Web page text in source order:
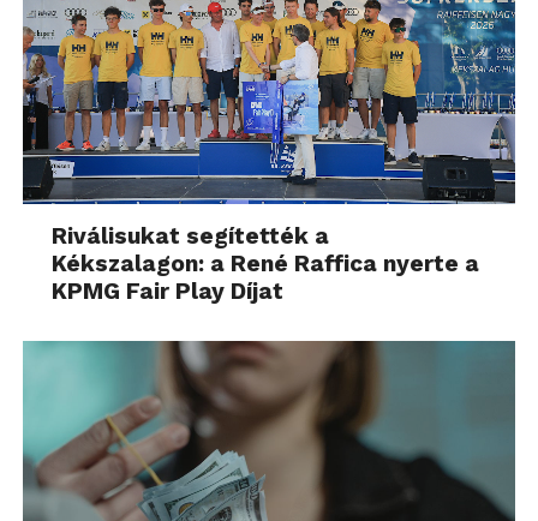
Riválisukat segítették a
Kékszalagon: a René Raffica nyerte a
KPMG Fair Play Díjat